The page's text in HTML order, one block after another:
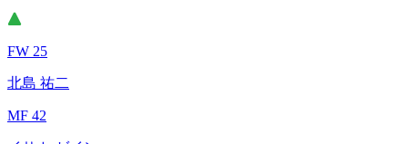
FW 25
北島 祐二
MF 42